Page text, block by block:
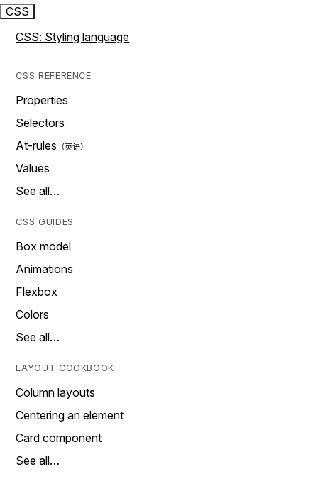
CSS
CSS: Styling language
CSS REFERENCE
Properties
Selectors
At-rules
Values
See all…
CSS GUIDES
Box model
Animations
Flexbox
Colors
See all…
LAYOUT COOKBOOK
Column layouts
Centering an element
Card component
See all…